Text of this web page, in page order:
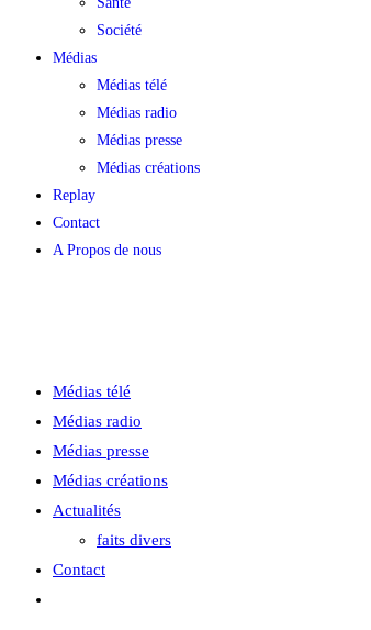
Société
Médias
Médias télé
Médias radio
Médias presse
Médias créations
Replay
Contact
A Propos de nous
Médias télé
Médias radio
Médias presse
Médias créations
Actualités
faits divers
Contact